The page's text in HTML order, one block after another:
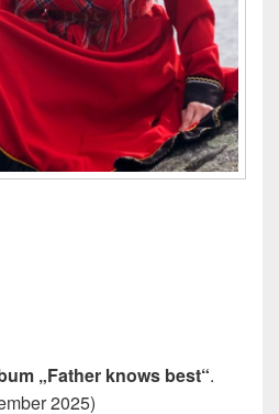
„Father knows best“.
2025)